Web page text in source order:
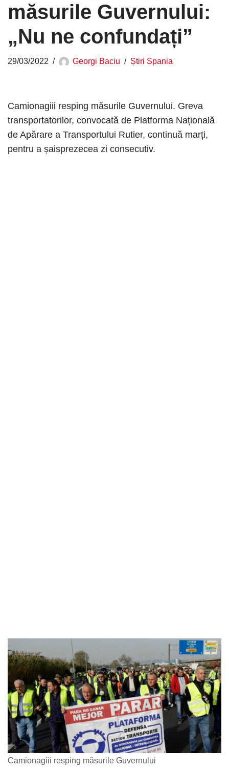
măsurile Guvernului:
„Nu ne confundați”
29/03/2022 Georgi Baciu Știri Spania
Camionagiii resping măsurile Guvernului. Greva
transportatorilor, convocată de Platforma Națională
de Apărare a Transportului Rutier, continuă marți,
pentru a șaisprezecea zi consecutiv.
Camionagiii resping măsurile Guvernului